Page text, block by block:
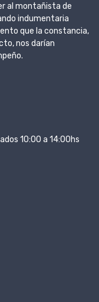
al montañista de
indumentaria
que la constancia,
nos darían
10:00 a 14:00hs